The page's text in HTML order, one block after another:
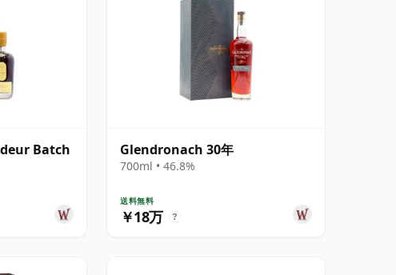
Batch
Glendronach 30年
700ml • 46.8%
送料無料
￥18万 ?